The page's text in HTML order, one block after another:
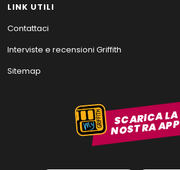
LINK UTILI
Contattaci
Interviste e recensioni Griffith
Sitemap
SCARICA LA
NOSTRA APP